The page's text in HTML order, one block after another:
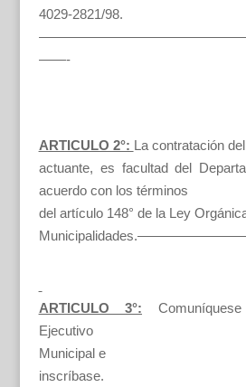
4029-2821/98.
——-
ARTICULO 2°: La contratación
actuante, es facultad del
acuerdo con los términos
del artículo 148° de la Ley
ARTICULO 3°:
Ejecutivo
Municipal e
inscríbase.